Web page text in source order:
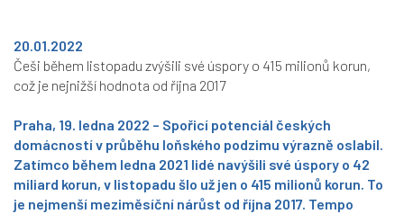
20.01.2022
Češi během listopadu zvýšili své úspory o 415 milionů korun,
což je nejnižší hodnota od října 2017
Praha, 19. ledna 2022 – Spořicí potenciál českých
domácností v průběhu loňského podzimu výrazně oslabil.
Zatímco během ledna 2021 lidé navýšili své úspory o 42
miliard korun, v listopadu šlo už jen o 415 milionů korun. To
je nejmenší meziměsíční nárůst od října 2017. Tempo